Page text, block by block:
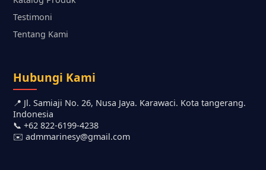
Testimoni
Tentang Kami
Hubungi Kami
📍 Jl. Samiaji No. 26, Nusa Jaya. Karawaci. Kota tangerang.
Indonesia
📞 +62 822-6199-4238
✉️ admmarinesy@gmail.com